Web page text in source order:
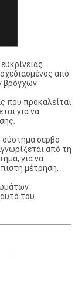
από
βρόγχων
που προκαλείται
για να
σύστημα σερβο
από τη
για να
μέτρηση.
του